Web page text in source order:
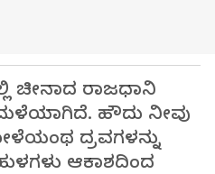
ಚೀನಾದ ರಾಜಧಾನಿ
ಹೌದು ನೀವು
ದ್ರವಗಳನ್ನು
ಆಕಾಶದಿಂದ